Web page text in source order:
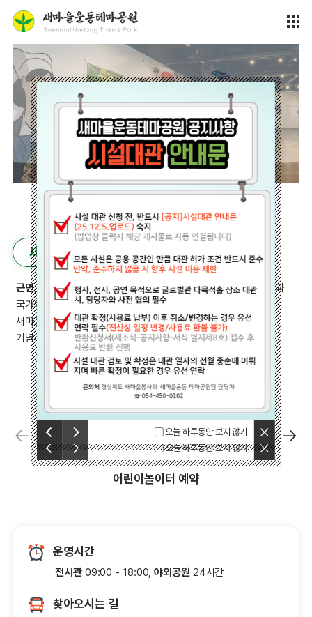
이전
다음 오늘 하루동안 보지 않기
닫기
이전
다음 오늘 하루동안 보지 않기
닫기
새마을운동이란?
근면, 자조, 협동정신을 바탕으로“잘 살아보세~”를 외치며 국민과
국가의 의지가 결합된‘잘 살기 위한 운동’
새마을운동테마공원은 새마을운동의 정신과 성과를 계승하고
기념하기위해 조성되었습니다.
어린이놀이터 예약
운영시간
전시관09:00 - 18:00,야외공원 24시간
찾아오시는 길